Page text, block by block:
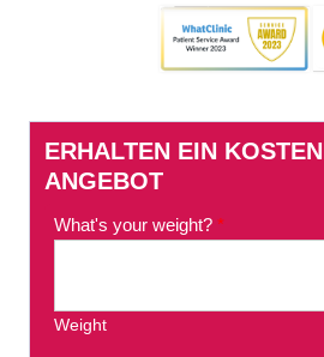
ERHALTEN EIN
ANGEBOT
What's your weight? *
Weight